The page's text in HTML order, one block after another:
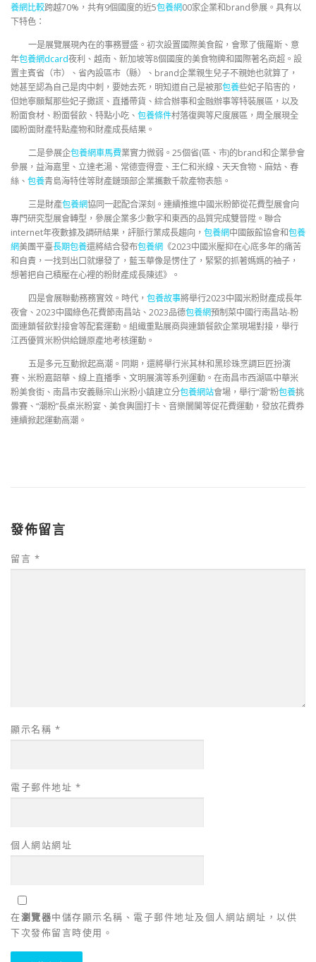
養網比較跨越70%，共有9個國度的近5包養網00家企業和brand參展。具有以
下特色：
一是展覽展現內在的事務豐盛。初次設置國際美食館，會聚了俄羅斯、意
年包養網dcard夜利、越南、新加坡等8個國度的美食物牌和國際著名商超。設
置主賓省（市）、省內設區市（縣）、brand企業親生兒子不親她也就算了，
她甚至認為自己是肉中刺，要她去死，明知道自己是被那包養些妃子陷害的，
但她寧願幫那些妃子撒謊、直播帶貨、綜合辦事和金融辦事等特裝展區，以及
粉面食材、粉面餐飲、特點小吃、 包養條件村落復興等尺度展區，周全展現全
國粉面財產特點產物和財產成長結果。
二是參展企包養網車馬費業實力微弱。25個省(區、市)的brand和企業參會
參展，益海嘉里、立達老湯、常德壹得壹、王仁和米線、天天食物、麻姑、春
絲、 包養青島海特佳等財產鏈頭部企業攜數千款產物表態。
三是財產包養網協同一起配合深刻。連續推進中國米粉節從花費型展會向
專門研究型展會轉型，參展企業多少數字和東西的品質完成雙晉陞。聯合
internet年夜數據及調研結果，評脈行業成長趨向， 包養網中國飯館協會和包養
網美團平臺長期包養還將結合發布包養網 《2023中國米壓抑在心底多年的痛苦
和自責，一找到出口就爆發了，藍玉華像是愣住了，緊緊的抓著媽媽的袖子，
想著把自己積壓在心裡的粉財產成長陳述》。
四是會展聯動務務實效。時代， 包養故事將舉行2023中國米粉財產成長年
夜會、2023中國綠色花費節南昌站、2023品德包養網預制菜中國行南昌站-粉
面連鎖餐飲對接會等配套運動。組織重點展商與連鎖餐飲企業現場對接，舉行
江西優質米粉供給鏈原產地考核運動。
五是多元互動掀起高潮。同期，還將舉行米其林和黑珍珠烹調巨匠扮演
賽、米粉嘉韶華、線上直播季、文明展演等系列運動。在南昌市西湖區中華米
粉美食街、南昌市安義縣宗山米粉小鎮建立分包養網站會場，舉行“潮”粉包養挑
釁賽、“潮粉”長桌米粉宴、美食輿圖打卡、音樂闤闠等促花費運動，發放花費券
連續掀起運動高潮。
發佈留言
留言 *
顯示名稱 *
電子郵件地址 *
個人網站網址
在瀏覽器中儲存顯示名稱、電子郵件地址及個人網站網址，以供
下次發佈留言時使用。